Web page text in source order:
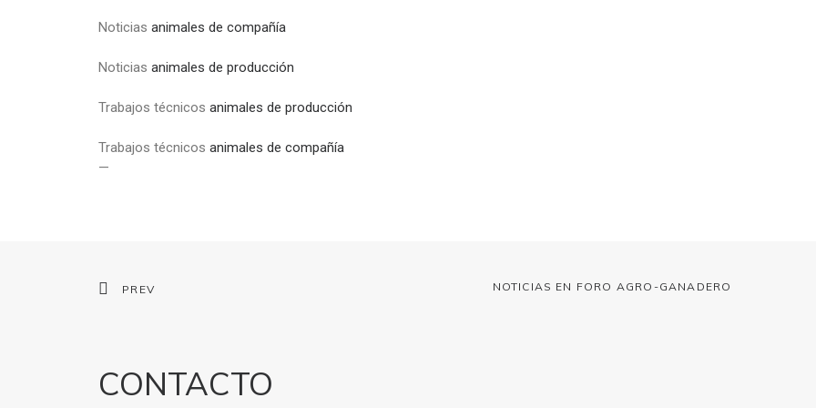
Noticias animales de compañía
Noticias animales de producción
Trabajos técnicos animales de producción
Trabajos técnicos animales de compañía
—
PREV NOTICIAS EN FORO AGRO-GANADERO
CONTACTO